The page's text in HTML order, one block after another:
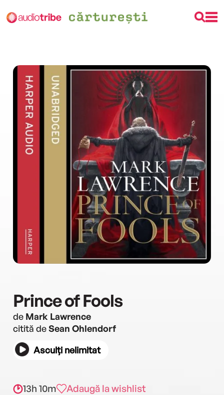
Prince of Fools
de Mark Lawrence
citită deSean Ohlendorf
Asculți nelimitat
13h 10m Adaugă la wishlist